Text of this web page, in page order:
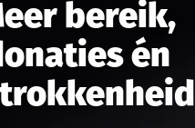
bereik,
én